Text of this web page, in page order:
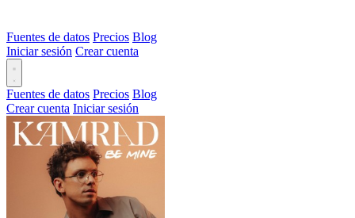
Fuentes de datos Precios Blog
Iniciar sesión Crear cuenta
Fuentes de datos Precios Blog
Crear cuenta Iniciar sesión